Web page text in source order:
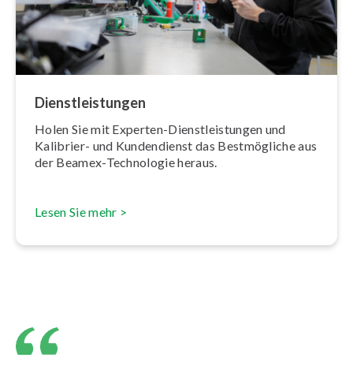
Dienst­leis­tun­gen
Holen Sie mit Experten-Dienst­leis­tun­gen und
Kalibrier- und Kun­den­dienst das Best­mög­li­che aus
der Beamex-Technologie heraus.
Lesen Sie mehr >